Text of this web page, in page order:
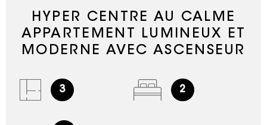
HYPER CENTRE AU CALME
APPARTEMENT LUMINEUX ET
MODERNE AVEC ASCENSEUR
3 2